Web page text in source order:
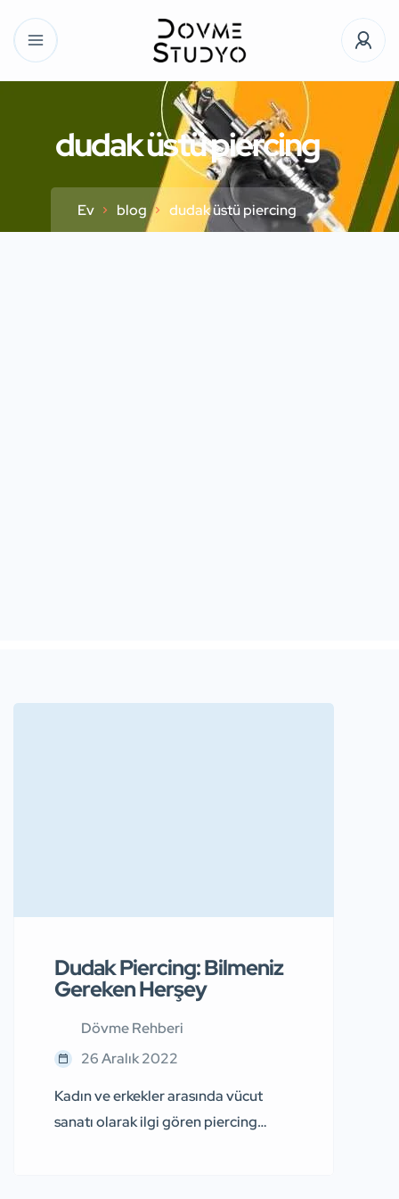
dudak üstü piercing
Ev blog dudak üstü piercing
Dudak Piercing: Bilmeniz
Gereken Herşey
Dövme Rehberi
26 Aralık 2022
Kadın ve erkekler arasında vücut
sanatı olarak ilgi gören piercing